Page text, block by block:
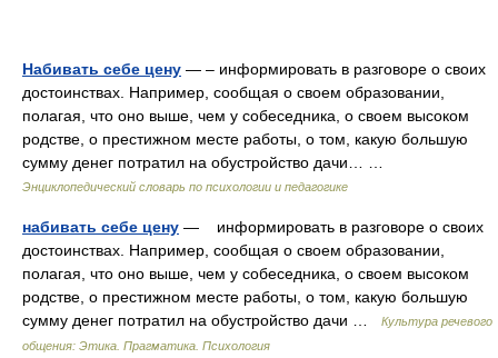
Набивать себе цену — – информировать в разговоре о своих
достоинствах. Например, сообщая о своем образовании,
полагая, что оно выше, чем у собеседника, о своем высоком
родстве, о престижном месте работы, о том, какую большую
сумму денег потратил на обустройство дачи… …
Энциклопедический словарь по психологии и педагогике
набивать себе цену — информировать в разговоре о своих
достоинствах. Например, сообщая о своем образовании,
полагая, что оно выше, чем у собеседника, о своем высоком
родстве, о престижном месте работы, о том, какую большую
сумму денег потратил на обустройство дачи …
Культура речевого
общения: Этика. Прагматика. Психология